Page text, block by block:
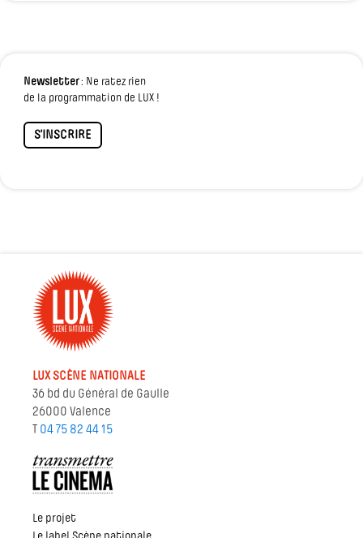
Newsletter: Ne ratez rien
de la programmation de LUX !
S'INSCRIRE
LUX SCÈNE NATIONALE
36 bd du Général de Gaulle
26000 Valence
T 04 75 82 44 15
Le projet